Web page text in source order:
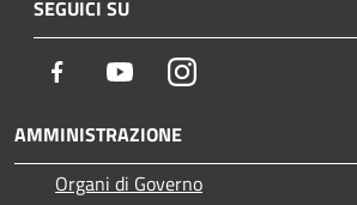
SEGUICI SU
Facebook YoutubeInstagram
AMMINISTRAZIONE
Organi di Governo